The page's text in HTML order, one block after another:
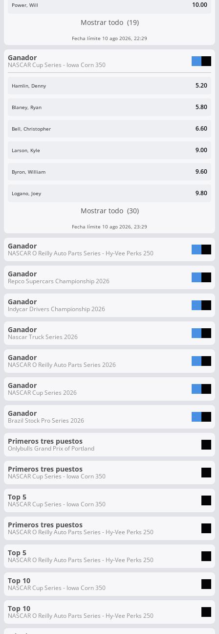
Power, Will 10.00
Mostrar todo (19)
Fecha límite 10 ago 2026, 22:29
Ganador
NASCAR Cup Series - Iowa Corn 350
Hamlin, Denny 5.20
Blaney, Ryan 5.80
Bell, Christopher 6.60
Larson, Kyle 9.00
Byron, William 9.60
Logano, Joey 9.80
Mostrar todo (30)
Fecha límite 10 ago 2026, 23:29
Ganador
NASCAR O Reilly Auto Parts Series - Hy-Vee Perks 250
Ganador
Repco Supercars Championship 2026
Ganador
Indycar Drivers Championship 2026
Ganador
Nascar Truck Series 2026
Ganador
NASCAR O Reilly Auto Parts Series 2026
Ganador
NASCAR Cup Series 2026
Ganador
Brazil Stock Pro Series 2026
Primeros tres puestos
Onlybulls Grand Prix of Portland
Primeros tres puestos
NASCAR Cup Series - Iowa Corn 350
Top 5
NASCAR Cup Series - Iowa Corn 350
Primeros tres puestos
NASCAR O Reilly Auto Parts Series - Hy-Vee Perks 250
Top 5
NASCAR O Reilly Auto Parts Series - Hy-Vee Perks 250
Top 10
NASCAR Cup Series - Iowa Corn 350
Top 10
NASCAR O Reilly Auto Parts Series - Hy-Vee Perks 250